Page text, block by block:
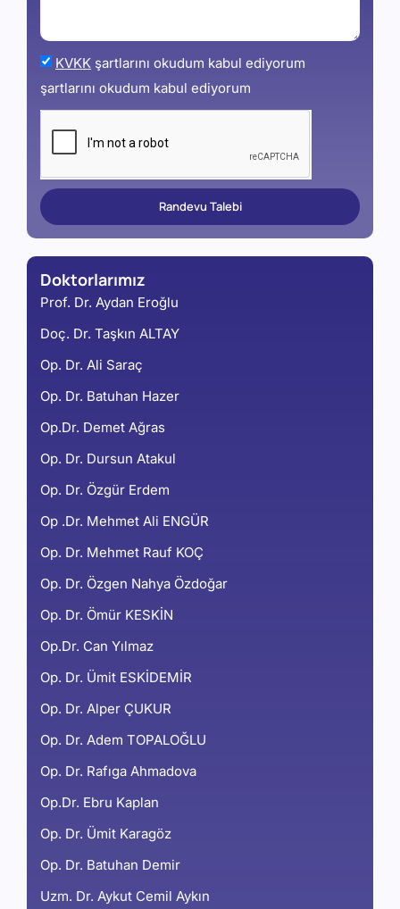
KVKK şartlarını okudum kabul ediyorum
şartlarını okudum kabul ediyorum
Randevu Talebi
Doktorlarımız
Prof. Dr. Aydan Eroğlu
Doç. Dr. Taşkın ALTAY
Op. Dr. Ali Saraç
Op. Dr. Batuhan Hazer
Op.Dr. Demet Ağras
Op. Dr. Dursun Atakul
Op. Dr. Özgür Erdem
Op .Dr. Mehmet Ali ENGÜR
Op. Dr. Mehmet Rauf KOÇ
Op. Dr. Özgen Nahya Özdoğar
Op. Dr. Ömür KESKİN
Op.Dr. Can Yılmaz
Op. Dr. Ümit ESKİDEMİR
Op. Dr. Alper ÇUKUR
Op. Dr. Adem TOPALOĞLU
Op. Dr. Rafıga Ahmadova
Op.Dr. Ebru Kaplan
Op. Dr. Ümit Karagöz
Op. Dr. Batuhan Demir
Uzm. Dr. Aykut Cemil Aykın